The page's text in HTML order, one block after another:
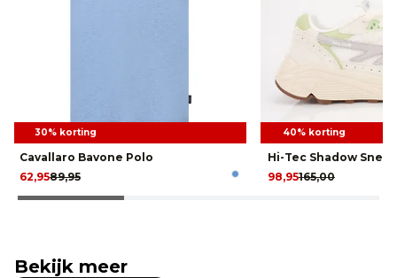
30% korting
Cavallaro Bavone Polo
89,95
62,95
40% korting
Hi-Tec Shadow
165,00
98,95
Bekijk meer